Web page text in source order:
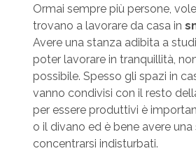
Ormai sempre più persone,
trovano a lavorare da casa in
Avere una stanza adibita a
poter lavorare in tranquillità,
possibile. Spesso gli spazi in
vanno condivisi con il resto
per essere produttivi è
o il divano ed è bene avere
concentrarsi indisturbati.